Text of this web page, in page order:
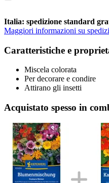
Italia: spedizione standard
Maggiori informazioni su
Caratteristiche e
Miscela colorata
Per decorare e condire
Attirano gli insetti
Acquistato spesso in